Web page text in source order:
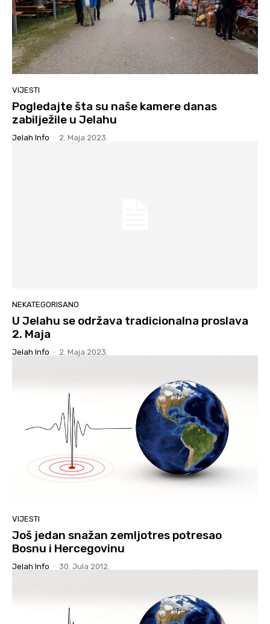
VIJESTI
Pogledajte šta su naše kamere danas
zabilježile u Jelahu
Jelah Info - 2. Maja 2023.
NEKATEGORISANO
U Jelahu se održava tradicionalna proslava
2. Maja
Jelah Info - 2. Maja 2023.
VIJESTI
Još jedan snažan zemljotres potresao
Bosnu i Hercegovinu
Jelah Info - 30. Jula 2012.